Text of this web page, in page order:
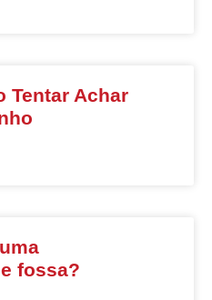
Tentar Achar
fossa?